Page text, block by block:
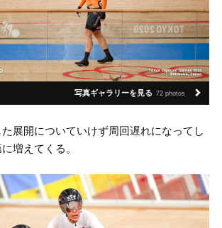
写真ギャラリーを見る 72 photos
展開についていけず周回遅れになってし
増えてくる。